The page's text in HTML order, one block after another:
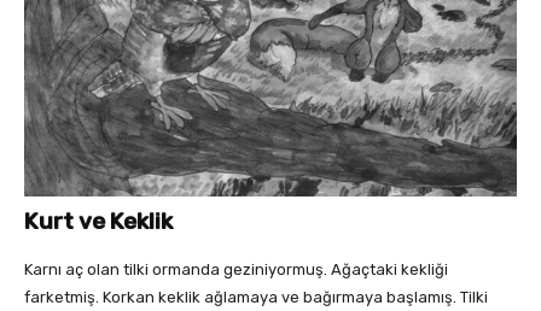
Kurt ve Keklik
Karnı aç olan tilki ormanda geziniyormuş. Ağaçtaki kekliği
farketmiş. Korkan keklik ağlamaya ve bağırmaya başlamış. Tilki